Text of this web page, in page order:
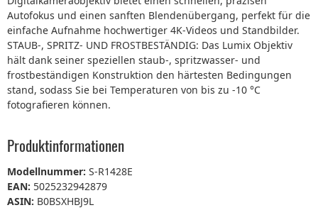
Autofokus und einen sanften Blendenübergang, perfekt für die
einfache Aufnahme hochwertiger 4K-Videos und Standbilder.
STAUB-, SPRITZ- UND FROSTBESTÄNDIG: Das Lumix Objektiv
hält dank seiner speziellen staub-, spritzwasser- und
frostbeständigen Konstruktion den härtesten Bedingungen
stand, sodass Sie bei Temperaturen von bis zu -10 °C
fotografieren können.
Produktinformationen
Modellnummer: S-R1428E
EAN: 5025232942879
ASIN: B0BSXHBJ9L